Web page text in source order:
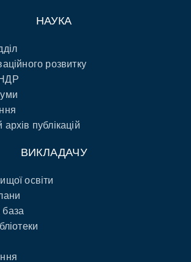
НАУКА
розвитку
публікацій
ВИКЛАДАЧУ
освіти